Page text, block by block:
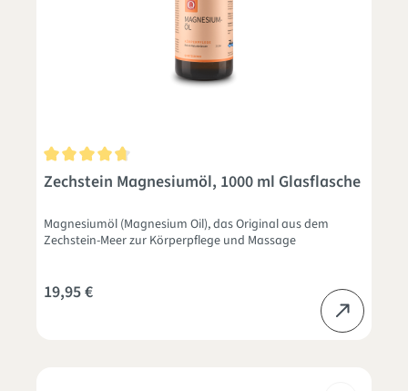
Durchschnittliche Bewertung von 4.8 von 5 Sternen
Zechstein Magnesiumöl, 1000 ml Glasflasche
Magnesiumöl (Magnesium Oil), das Original aus dem
Zechstein-Meer zur Körperpflege und Massage
19,95 €